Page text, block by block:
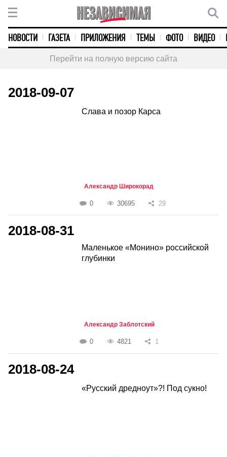
НОВОСТИ ГАЗЕТА ПРИЛОЖЕНИЯ ТЕМЫ ФОТО ВИДЕО
Перейти на полную версию сайта
2018-09-07
Слава и позор Карса
Александр Широкорад
0 30695 29
2018-08-31
Маленькое «Монино» российской
глубинки
Александр Заблотский
0 4821 1
2018-08-24
«Русский дредноут»?! Под сукно!